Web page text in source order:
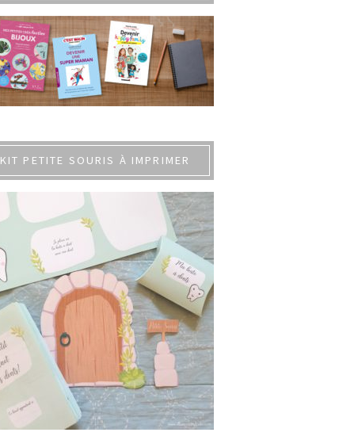
KIT PETITE SOURIS À IMPRIMER